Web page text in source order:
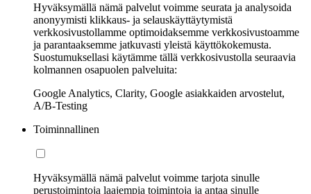
Hyväksymällä nämä palvelut voimme seurata ja analysoida
anonyymisti klikkaus- ja selauskäyttäytymistä
verkkosivustollamme optimoidaksemme verkkosivustoamme
ja parantaaksemme jatkuvasti yleistä käyttökokemusta.
Suostumuksellasi käytämme tällä verkkosivustolla seuraavia
kolmannen osapuolen palveluita:
Google Analytics, Clarity, Google asiakkaiden arvostelut,
A/B-Testing
Toiminnallinen
Hyväksymällä nämä palvelut voimme tarjota sinulle
perustoimintoja laajempia toimintoja ja antaa sinulle